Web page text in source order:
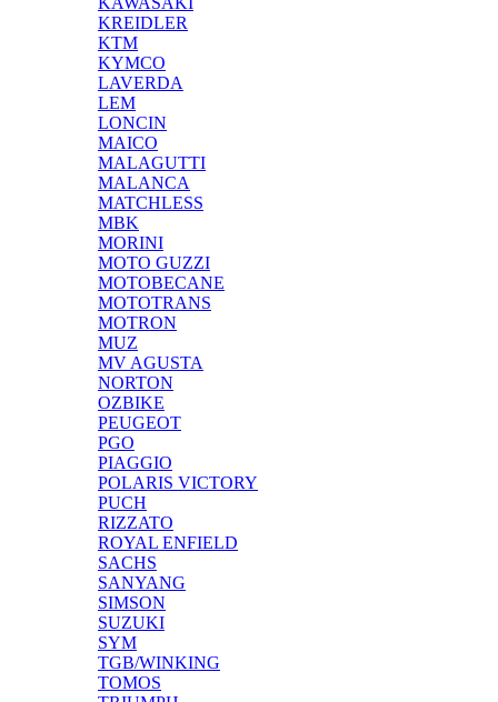
KREIDLER
KTM
KYMCO
LAVERDA
LEM
LONCIN
MAICO
MALAGUTTI
MALANCA
MATCHLESS
MBK
MORINI
MOTO GUZZI
MOTOBECANE
MOTOTRANS
MOTRON
MUZ
MV AGUSTA
NORTON
OZBIKE
PEUGEOT
PGO
PIAGGIO
POLARIS VICTORY
PUCH
RIZZATO
ROYAL ENFIELD
SACHS
SANYANG
SIMSON
SUZUKI
SYM
TGB/WINKING
TOMOS